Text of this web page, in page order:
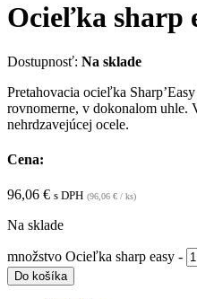
Ocieľka sharp
Dostupnosť: Na sklade
Pretahovacia ocieľka
rovnomerne, v dokonalom uhle.
nehrdzavejúcej ocele.
Cena:
96,06 € s DPH (96,06 € / ks)
Na sklade
množstvo Ocieľka sharp easy -
Do košíka